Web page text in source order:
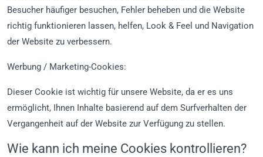
Besucher häufiger besuchen, Fehler beheben und die Website
richtig funktionieren lassen, helfen, Look & Feel und Navigation
der Website zu verbessern.
Werbung / Marketing-Cookies:
Dieser Cookie ist wichtig für unsere Website, da er es uns
ermöglicht, Ihnen Inhalte basierend auf dem Surfverhalten der
Vergangenheit auf der Website zur Verfügung zu stellen.
Wie kann ich meine Cookies kontrollieren?